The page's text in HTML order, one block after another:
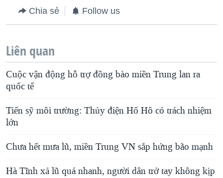
Chia sẻ Follow us
Liên quan
Cuộc vận động hỗ trợ đồng bào miền Trung lan ra
quốc tế
Tiến sỹ môi trường: Thủy điện Hố Hô có trách nhiệm
lớn
Chưa hết mưa lũ, miền Trung VN sắp hứng bão mạnh
Hà Tĩnh xả lũ quá nhanh, người dân trở tay không kịp